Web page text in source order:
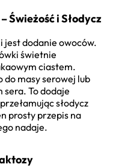
Świeżość i Słodycz
jest dodanie owoców.
świetnie
ciastem.
do masy serowej lub
sera. To dodaje
słodycz
prosty przepis na
nadaje.